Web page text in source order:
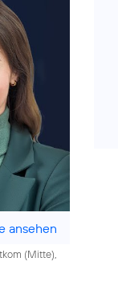
ansehen
(Mitte),